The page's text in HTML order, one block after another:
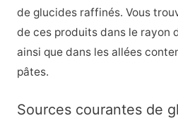
de glucides raffinés. Vous
de ces produits dans le rayon
ainsi que dans les allées
pâtes.
Sources courantes de